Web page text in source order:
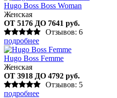
Hugo Boss Boss Woman
Женская
ОТ 5176 ДО 7641 руб.
Отзывов: 6
подробнее
Hugo Boss Femme
Женская
ОТ 3918 ДО 4792 руб.
Отзывов: 5
подробнее